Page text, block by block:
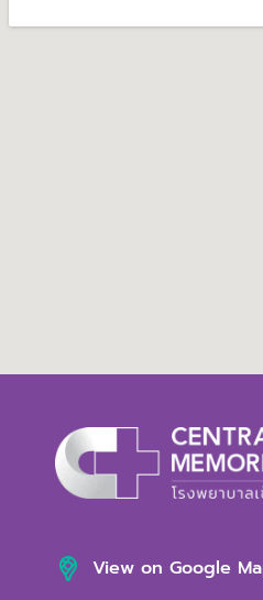
View on Google